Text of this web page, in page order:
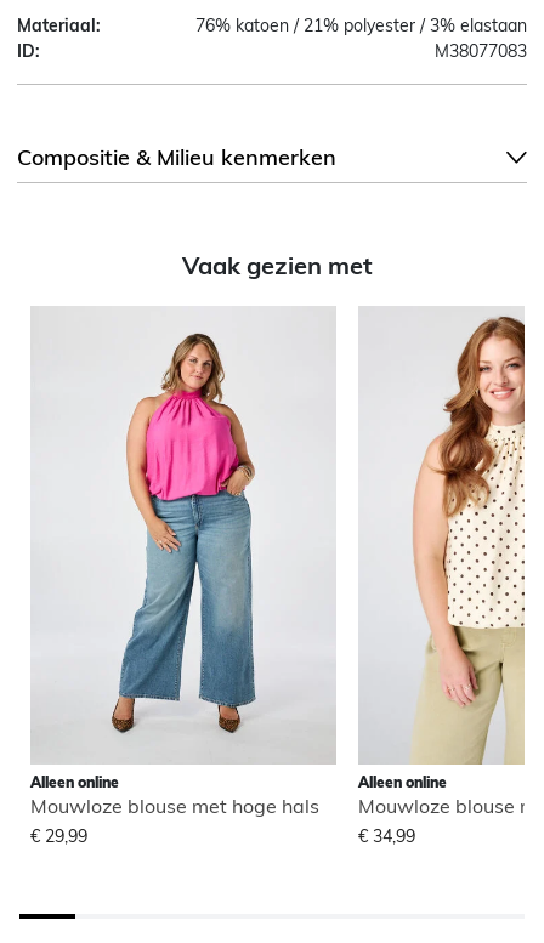
Materiaal:
76% katoen / 21% polyester / 3% elastaan
ID:
M38077083
Compositie & Milieu kenmerken
Vaak gezien met
Alleen online
Mouwloze blouse met hoge hals
€ 29,99
Alleen online
Mouwloze blouse
€ 34,99